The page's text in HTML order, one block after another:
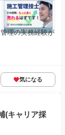
理の実務経験が
気になる
(キャリア採